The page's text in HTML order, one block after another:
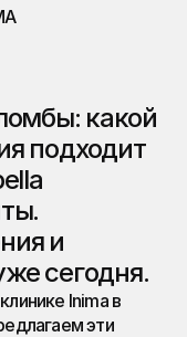
какой
подходит
и
сегодня.
Inima в
эти